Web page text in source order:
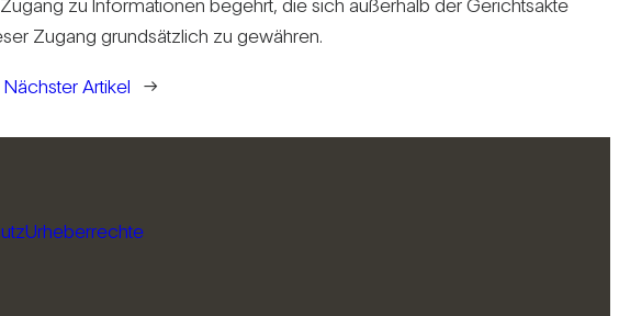
zu Infor­ma­tionen begehrt, die sich außer­halb der Gerichts­akte
Zugang grund­sätz­lich zu gewähren.
Nächster Artikel →
Urheberrechte